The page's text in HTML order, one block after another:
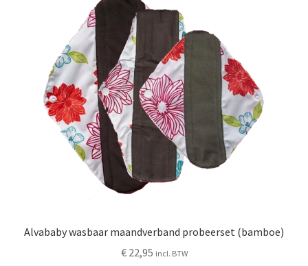
Alvababy wasbaar maandverband probeerset (bamboe)
€22,95 incl. BTW